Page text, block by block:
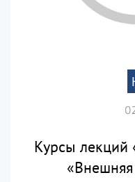
Курсы лекций